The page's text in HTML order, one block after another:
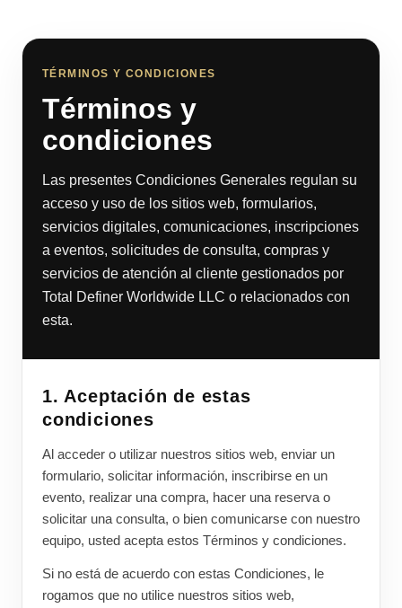
TÉRMINOS Y CONDICIONES
Términos y
condiciones
Las presentes Condiciones Generales regulan su
acceso y uso de los sitios web, formularios,
servicios digitales, comunicaciones, inscripciones
a eventos, solicitudes de consulta, compras y
servicios de atención al cliente gestionados por
Total Definer Worldwide LLC o relacionados con
esta.
1. Aceptación de estas
condiciones
Al acceder o utilizar nuestros sitios web, enviar un
formulario, solicitar información, inscribirse en un
evento, realizar una compra, hacer una reserva o
solicitar una consulta, o bien comunicarse con nuestro
equipo, usted acepta estos Términos y condiciones.
Si no está de acuerdo con estas Condiciones, le
rogamos que no utilice nuestros sitios web,